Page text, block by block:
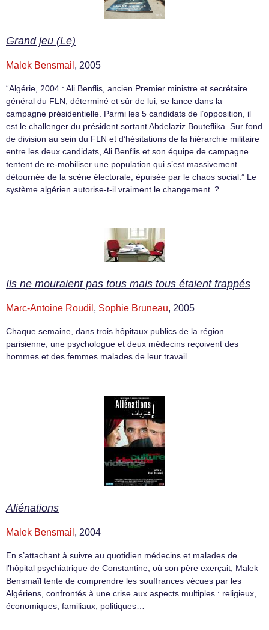
Grand jeu (Le)
Malek Bensmail , 2005
“Algérie, 2004 : Ali Benflis, ancien Premier ministre et secrétaire
général du FLN, déterminé et sûr de lui, se lance dans la
campagne présidentielle. Parmi les 5 candidats de l’opposition, il
est le challenger du président sortant Abdelaziz Bouteflika. Sur fond
de division au sein du FLN et d’hésitations de la hiérarchie militaire
entre les deux candidats, Ali Benflis et son équipe de campagne
tentent de re-mobiliser une population qui s’est massivement
détournée de la scène électorale, épuisée par le chaos social.” Le
système algérien autorise-t-il vraiment le changement ?
Ils ne mouraient pas tous mais tous étaient frappés
Marc-Antoine Roudil , Sophie Bruneau, 2005
Chaque semaine, dans trois hôpitaux publics de la région
parisienne, une psychologue et deux médecins reçoivent des
hommes et des femmes malades de leur travail.
Aliénations
Malek Bensmail , 2004
En s’attachant à suivre au quotidien médecins et malades de
l’hôpital psychiatrique de Constantine, où son père exerçait, Malek
Bensmaïl tente de comprendre les souffrances vécues par les
Algériens, confrontés à une crise aux aspects multiples : religieux,
économiques, familiaux, politiques…